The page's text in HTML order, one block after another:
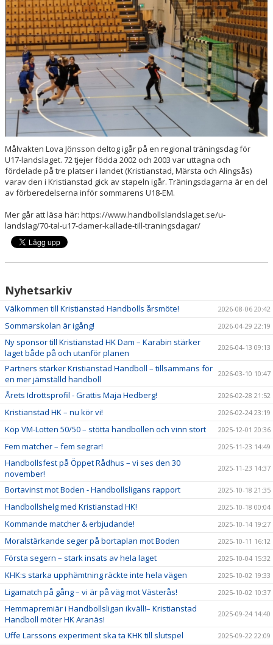
HANDBOLLSSKOLA
PARTNERSKAP
FÖRENINGEN
OM OSS
KONTAKT
Målvakten Lova Jönsson deltog igår på en regional träningsdag för
U17-landslaget. 72 tjejer födda 2002 och 2003 var uttagna och
fördelade på tre platser i landet (Kristianstad, Märsta och Alingsås)
varav den i Kristianstad gick av stapeln igår. Träningsdagarna är en del
av förberedelserna inför sommarens U18-EM.
Mer går att läsa här: https://www.handbollslandslaget.se/u-
landslag/70-tal-u17-damer-kallade-till-traningsdagar/
Nyhetsarkiv
Välkommen till Kristianstad Handbolls årsmöte! 2026-08-06 20:42
Sommarskolan är igång! 2026-04-29 22:19
Ny sponsor till Kristianstad HK Dam – Karabin stärker
laget både på och utanför planen
2026-04-13 09:13
Partners stärker Kristianstad Handboll – tillsammans för
en mer jämställd handboll
2026-03-10 10:47
Årets Idrottsprofil - Grattis Maja Hedberg! 2026-02-28 21:52
Kristianstad HK – nu kör vi! 2026-02-24 23:19
Köp VM-Lotten 50/50 – stötta handbollen och vinn stort 2025-12-01 20:36
Fem matcher – fem segrar! 2025-11-23 14:49
Handbollsfest på Öppet Rådhus – vi ses den 30
november!
2025-11-23 14:37
Bortavinst mot Boden - Handbollsligans rapport 2025-10-18 21:35
Handbollshelg med Kristianstad HK! 2025-10-18 00:04
Kommande matcher & erbjudande! 2025-10-14 19:27
Moralstärkande seger på bortaplan mot Boden 2025-10-11 16:12
Första segern – stark insats av hela laget 2025-10-04 15:32
KHK:s starka upphämtning räckte inte hela vägen 2025-10-02 19:33
Ligamatch på gång – vi är på väg mot Västerås! 2025-10-02 10:37
Hemmapremiär i Handbollsligan ikväll!– Kristianstad
Handboll möter HK Aranäs!
2025-09-24 14:40
Uffe Larssons experiment ska ta KHK till slutspel 2025-09-22 22:09